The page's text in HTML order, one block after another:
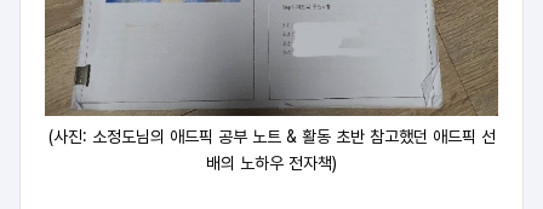
(사진: 소정도님의 애드픽 공부 노트 & 활동 초반 참고했던 애드픽 선
배의 노하우 전자책)